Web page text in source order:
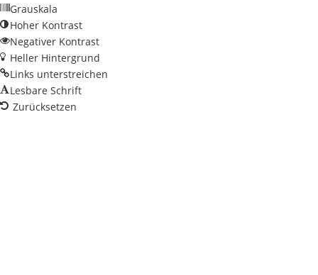
Grauskala
Hoher Kontrast
Negativer Kontrast
Heller Hintergrund
Links unterstreichen
Lesbare Schrift
Zurücksetzen